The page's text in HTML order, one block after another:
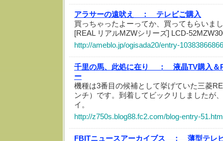
アラサーの遠吠え ：
テレビご購入
買っちゃったよーってか、買ってもらいま
[REAL リアルMZWシリーズ] LCD-
http://ameblo.jp/ogisada20/entry-
千里の馬、此処に在り ：
液晶TV購入＆
ー
機種は3番目の候補として挙げていた三菱
ンチ）です。到着してビックリしましたが
イ。
http://z750s.blog88.fc2.com/blog-entry-
FBITニュースアーカイブス ：
薄型テレ